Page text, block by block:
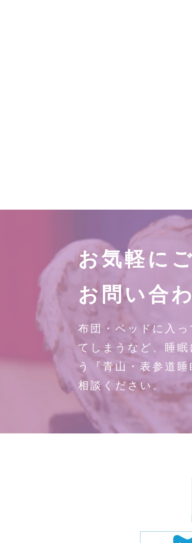
お気軽に
お問い合
布団・ベッドに入
てしまうなど、睡
う『青山・表参道
相談ください。